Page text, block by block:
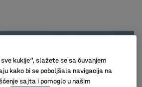
kukije“, slažete se sa čuvanjem
kako bi se poboljšala navigacija na
sajta i pomoglo u našim